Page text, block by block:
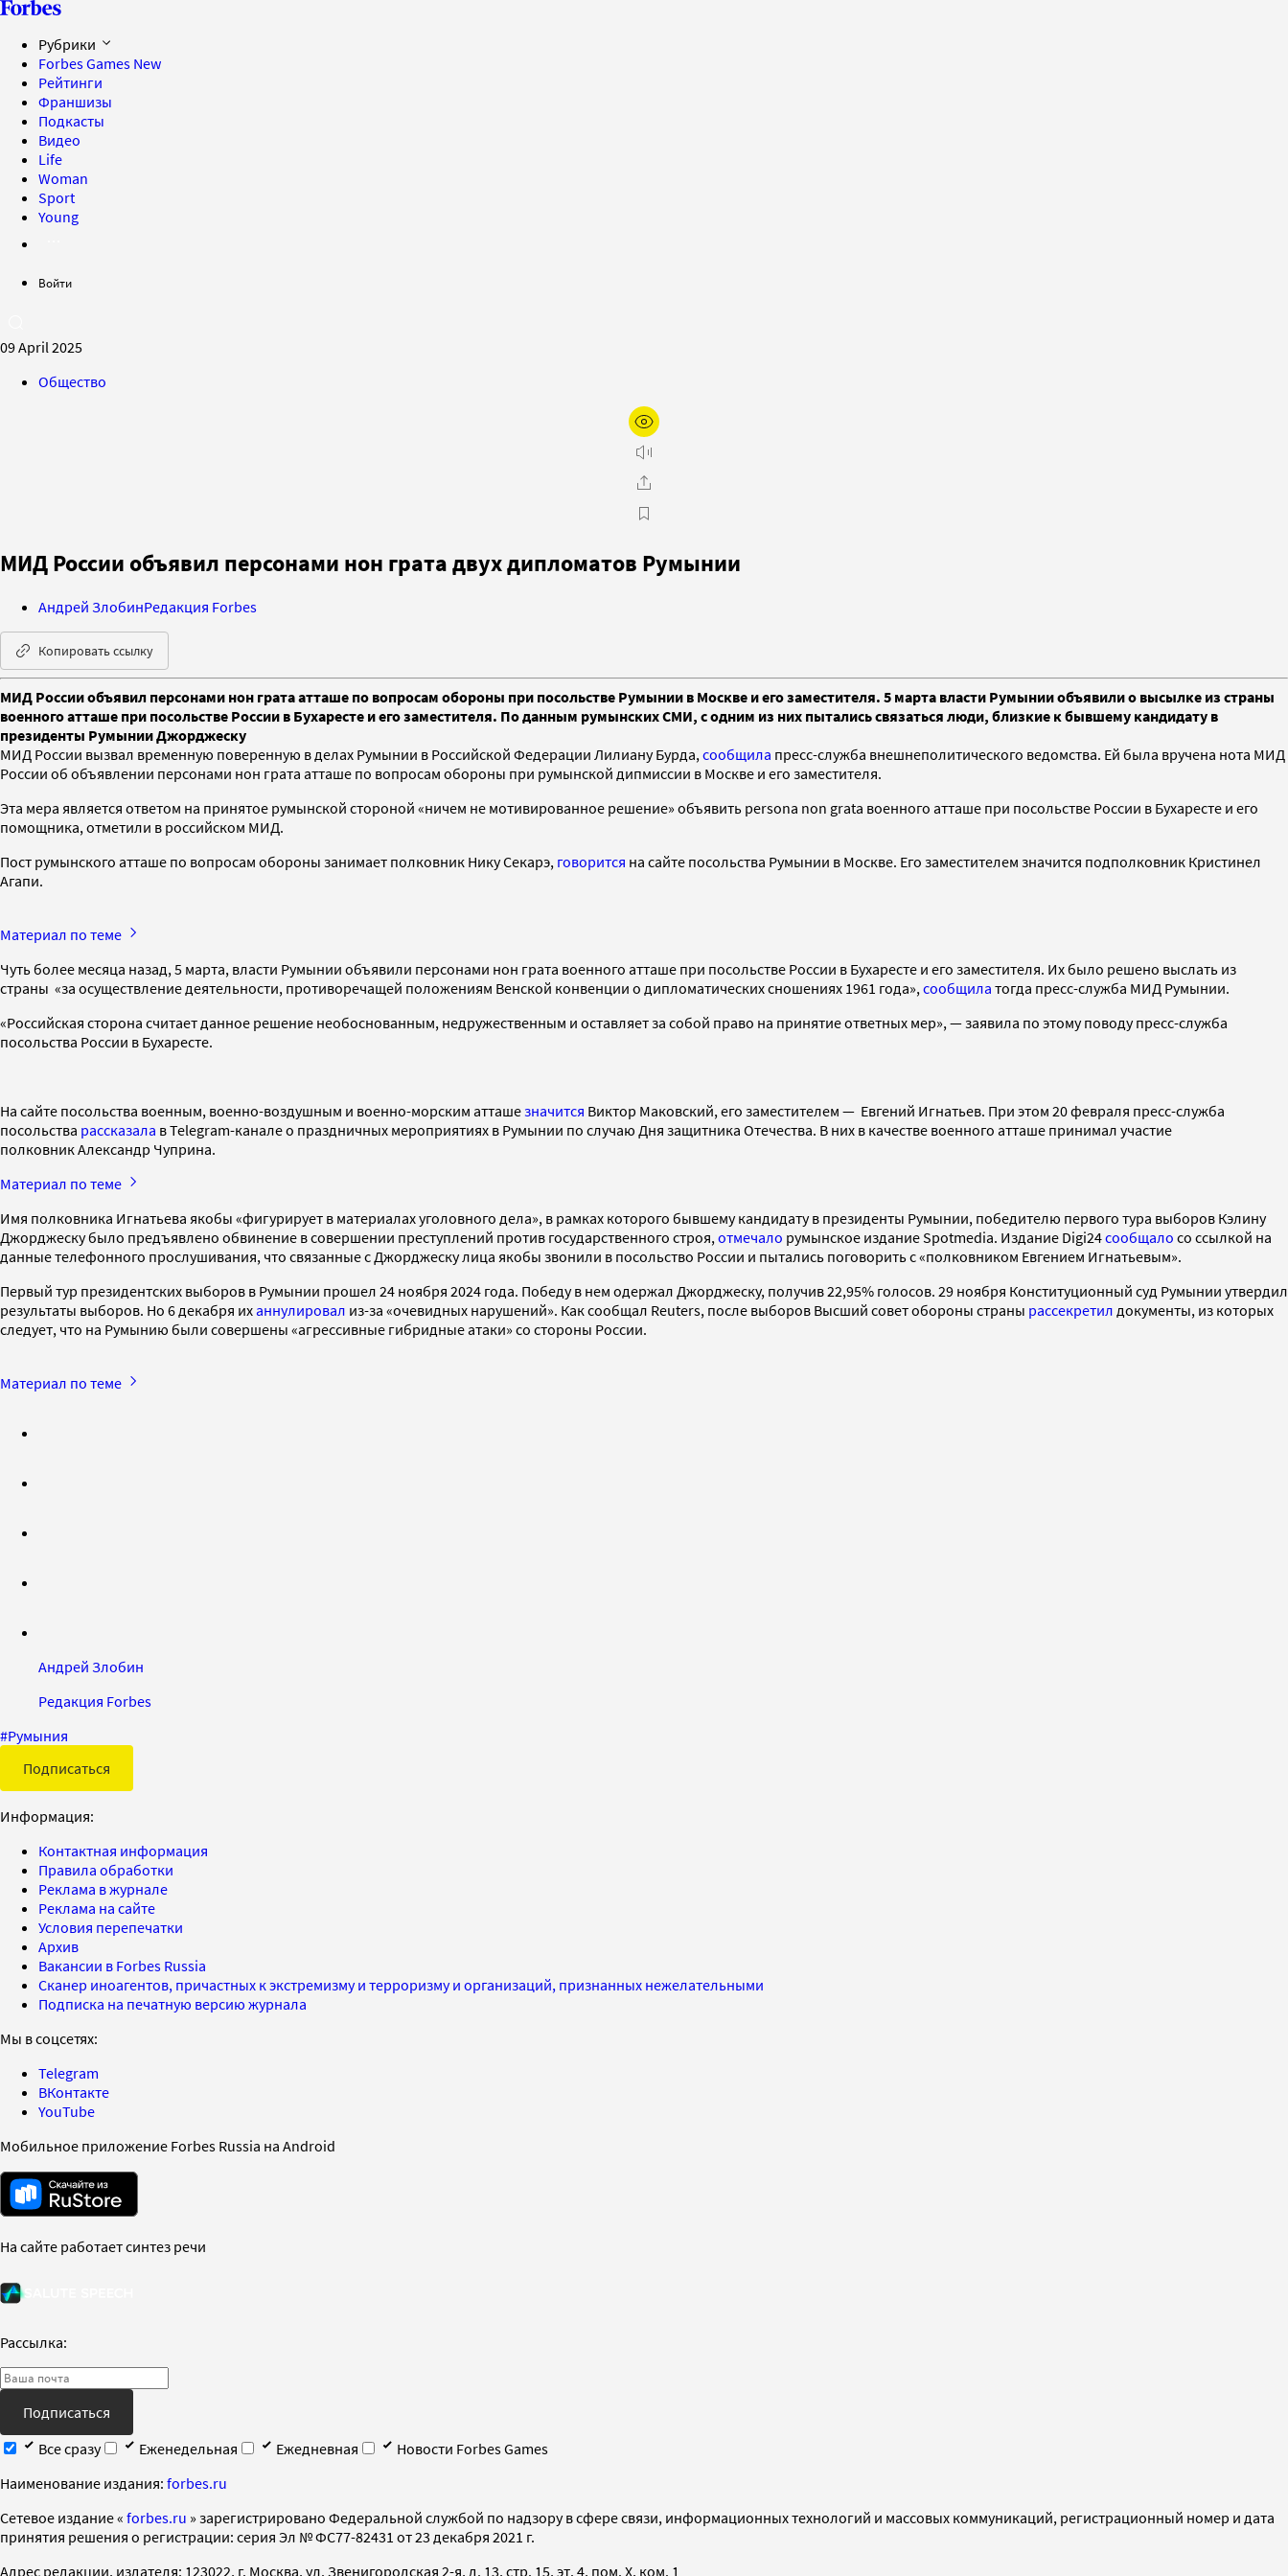
Рубрики
Forbes Games New
Рейтинги
Франшизы
Подкасты
Видео
Life
Woman
Sport
Young
Войти
09 April 2025
Общество
МИД России объявил персонами нон грата двух дипломатов Румынии
Андрей ЗлобинРедакция Forbes
Копировать ссылку
МИД России объявил персонами нон грата атташе по вопросам обороны при посольстве Румынии в Москве и его заместителя. 5 марта власти Румынии объявили о высылке из страны
военного атташе при посольстве России в Бухаресте и его заместителя. По данным румынских СМИ, с одним из них пытались связаться люди, близкие к бывшему кандидату в
президенты Румынии Джорджеску
МИД России вызвал временную поверенную в делах Румынии в Российской Федерации Лилиану Бурда, сообщила пресс-служба внешнеполитического ведомства. Ей была вручена нота МИД
России об объявлении персонами нон грата атташе по вопросам обороны при румынской дипмиссии в Москве и его заместителя.
Эта мера является ответом на принятое румынской стороной «ничем не мотивированное решение» объявить persona non grata военного атташе при посольстве России в Бухаресте и его
помощника, отметили в российском МИД.
Пост румынского атташе по вопросам обороны занимает полковник Нику Секарэ, говорится на сайте посольства Румынии в Москве. Его заместителем значится подполковник Кристинел
Агапи.
Материал по теме
Чуть более месяца назад, 5 марта, власти Румынии объявили персонами нон грата военного атташе при посольстве России в Бухаресте и его заместителя. Их было решено выслать из
страны «за осуществление деятельности, противоречащей положениям Венской конвенции о дипломатических сношениях 1961 года», сообщила тогда пресс-служба МИД Румынии.
«Российская сторона считает данное решение необоснованным, недружественным и оставляет за собой право на принятие ответных мер», — заявила по этому поводу пресс-служба
посольства России в Бухаресте.
На сайте посольства военным, военно-воздушным и военно-морским атташезначится Виктор Маковский, его заместителем — Евгений Игнатьев. При этом 20 февраля пресс-служба
посольства рассказала в Telegram-канале о праздничных мероприятиях в Румынии по случаю Дня защитника Отечества. В них в качестве военного атташе принимал участие
полковник Александр Чуприна.
Материал по теме
Имя полковника Игнатьева якобы «фигурирует в материалах уголовного дела», в рамках которого бывшему кандидату в президенты Румынии, победителю первого тура выборов Кэлину
Джорджеску было предъявлено обвинение в совершении преступлений против государственного строя, отмечало румынское издание Spotmedia. Издание Digi24сообщало со ссылкой на
данные телефонного прослушивания, что связанные с Джорджеску лица якобы звонили в посольство России и пытались поговорить с «полковником Евгением Игнатьевым».
Первый тур президентских выборов в Румынии прошел 24 ноября 2024 года. Победу в нем одержал Джорджеску, получив 22,95% голосов. 29 ноября Конституционный суд Румынии утвердил
результаты выборов. Но 6 декабря иханнулировал из-за «очевидных нарушений». Как сообщал Reuters, после выборов Высший совет обороны страны рассекретил документы, из которых
следует, что на Румынию были совершены «агрессивные гибридные атаки» со стороны России.
Материал по теме
Андрей Злобин
Редакция Forbes
#Румыния
Подписаться
Информация:
Контактная информация
Правила обработки
Реклама в журнале
Реклама на сайте
Условия перепечатки
Архив
Вакансии в Forbes Russia
Сканер иноагентов, причастных к экстремизму и терроризму и организаций, признанных нежелательными
Подписка на печатную версию журнала
Мы в соцсетях:
Telegram
ВКонтакте
YouTube
Мобильное приложение Forbes Russia на Android
На сайте работает синтез речи
Рассылка:
Подписаться
Все сразу
Еженедельная Ежедневная
Новости Forbes Games
Наименование издания: forbes.ru
Cетевое издание « forbes.ru » зарегистрировано Федеральной службой по надзору в сфере связи, информационных технологий и массовых коммуникаций, регистрационный номер и дата
принятия решения о регистрации: серия Эл № ФС77-82431 от 23 декабря 2021 г.
Адрес редакции, издателя: 123022, г. Москва, ул. Звенигородская 2-я, д. 13, стр. 15, эт. 4, пом. X, ком. 1